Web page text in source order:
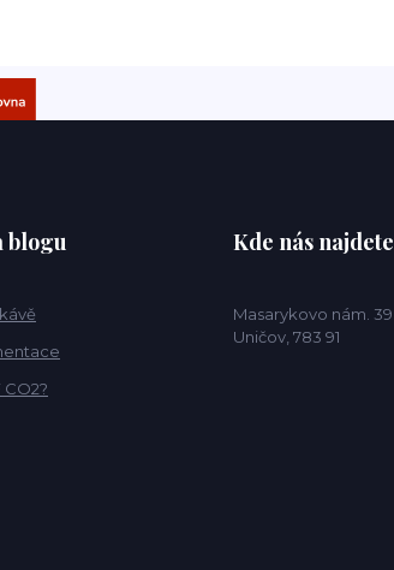
blogu
CO2?
Kde nás najdete
Masarykovo nám. 39
Uničov, 783 91